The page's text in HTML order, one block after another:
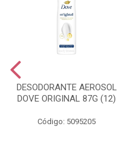
DESODORANTE AEROSOL
DOVE ORIGINAL 87G (12)
Código: 5095205